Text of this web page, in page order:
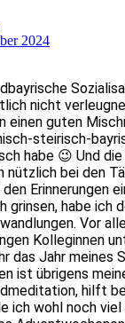
2024
nicht
einen guten
steirisch-
habe 😉 Und
nützlich bei den
den Erinnerungen
grinsen, habe ich
Vor
Kolleginnen
das Jahr meines
ist übrigens
hilft
ich wohl noch